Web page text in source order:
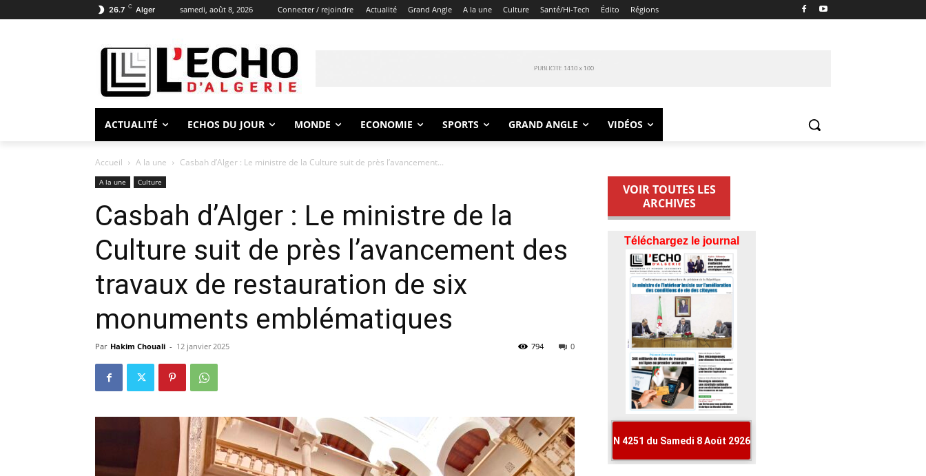
26.7 C Alger samedi, août 8, 2026 Connecter / rejoindre Actualité Grand Angle A la une Culture Santé/Hi-Tech Édito Régions
ACTUALITÉ ECHOS DU JOUR MONDE ECONOMIE SPORTS GRAND ANGLE VIDÉOS
Accueil A la une Casbah d’Alger : Le ministre de la Culture suit de près l’avancement...
A la une Culture
Casbah d’Alger : Le ministre de la
Culture suit de près l’avancement des
travaux de restauration de six
monuments emblématiques
Par Hakim Chouali - 12 janvier 2025 0
794
VOIR TOUTES LES
ARCHIVES